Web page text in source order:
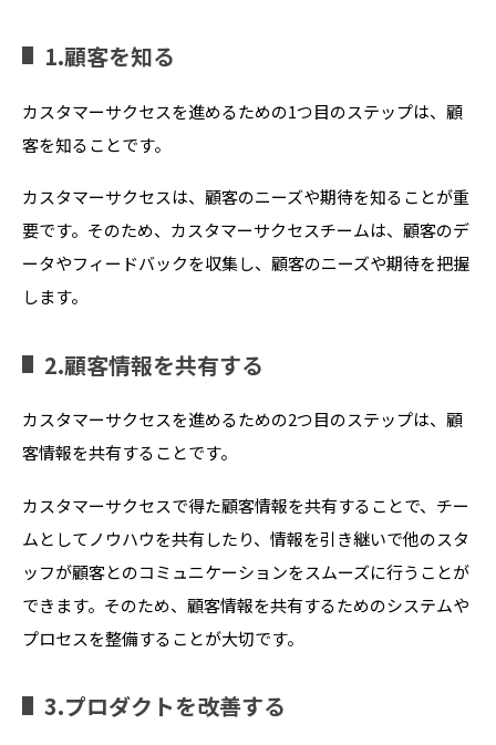
1.顧客を知る
カスタマーサクセスを進めるための1つ目のステップは、顧
客を知ることです。
カスタマーサクセスは、顧客のニーズや期待を知ることが重
要です。そのため、カスタマーサクセスチームは、顧客のデ
ータやフィードバックを収集し、顧客のニーズや期待を把握
します。
2.顧客情報を共有する
カスタマーサクセスを進めるための2つ目のステップは、顧
客情報を共有することです。
カスタマーサクセスで得た顧客情報を共有することで、チー
ムとしてノウハウを共有したり、情報を引き継いで他のスタ
ッフが顧客とのコミュニケーションをスムーズに行うことが
できます。そのため、顧客情報を共有するためのシステムや
プロセスを整備することが大切です。
3.プロダクトを改善する